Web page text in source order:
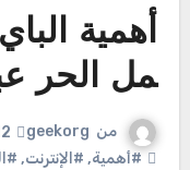
أهمية
مل الحر
من geekorg
12
#أهمية, #الإنترنت,